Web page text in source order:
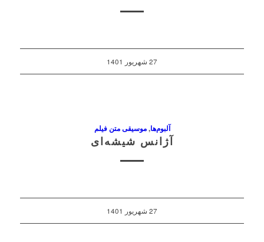
27 شهریور 1401
آلبوم‌ها,موسیقی متن فیلم
آژانس شیشه‌ای
27 شهریور 1401